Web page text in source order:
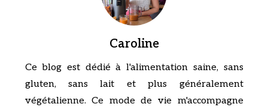
Caroline
Ce blog est dédié à l'alimentation saine, sans
gluten, sans lait et plus généralement
végétalienne. Ce mode de vie m'accompagne